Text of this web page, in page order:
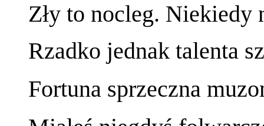
Zły to nocleg. Niekiedy
Rzadko jednak talenta
Fortuna sprzeczna